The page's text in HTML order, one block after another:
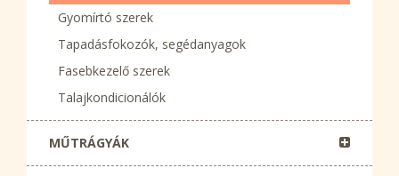
Gyomírtó szerek
Tapadásfokozók, segédanyagok
Fasebkezelő szerek
Talajkondicionálók
MŰTRÁGYÁK